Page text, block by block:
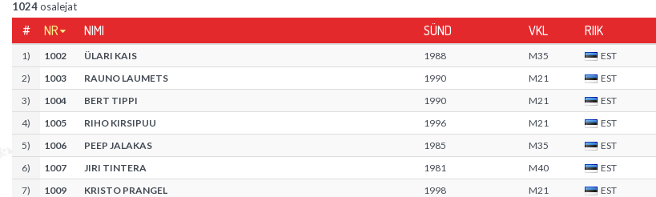
1024osalejat
# NR NIMI SÜND VKL RIIK
1) 1002 ÜLARI KAIS 1988 M35 EST
2) 1003 RAUNO LAUMETS 1990 M21 EST
3) 1004 BERT TIPPI 1990 M21 EST
4) 1005 RIHO KIRSIPUU 1996 M21 EST
5) 1006 PEEP JALAKAS 1985 M35 EST
6) 1007 JIRI TINTERA 1981 M40 EST
7) 1009 KRISTO PRANGEL 1998 M21 EST